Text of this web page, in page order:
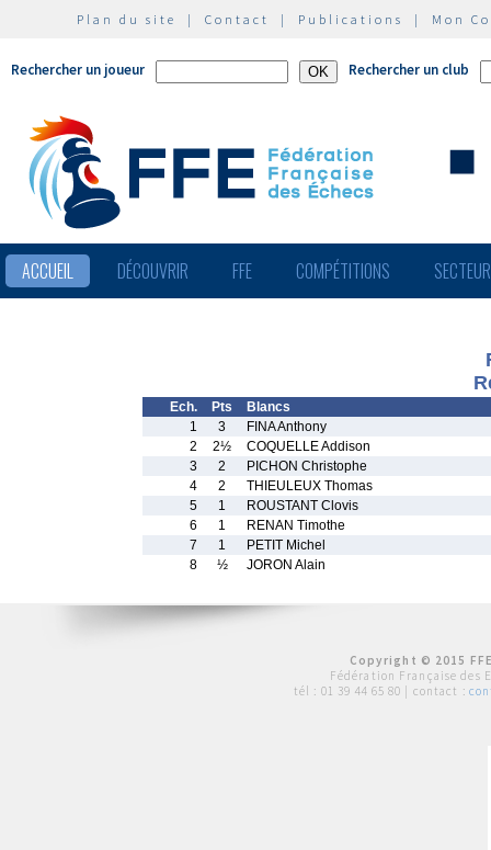
Plan du site | Contact | Publications | Mon
Rechercher un joueur Rechercher un club
ACCUEIL DÉCOUVRIR FFE COMPÉTITIONS
Ech. Pts
Blancs
1
3
FINA Anthony
2
2½
COQUELLE Addison
3
2
PICHON Christophe
4
2
THIEULEUX Thomas
5
1
ROUSTANT Clovis
6
1
RENAN Timothe
7
1
PETIT Michel
8
½ JORON Alain
Copyright © 2015
Fédération Française des
tél : 01 39 44 65 80 | contact :